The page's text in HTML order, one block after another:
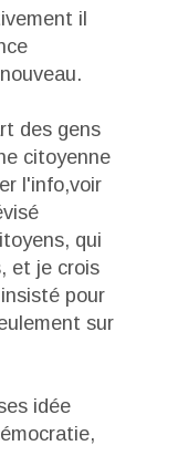
il
des gens
citoyenne
l'info,voir
qui
et je crois
pour
sur
idée